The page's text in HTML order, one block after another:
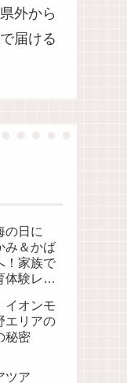
外から
届ける
の日に
み＆かば
！家族で
体験レポ
イオンモ
エリアの
秘密
ツア